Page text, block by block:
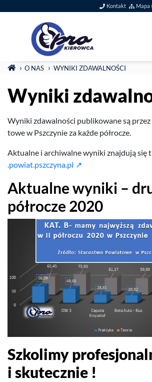
Kontakt Mapa
Menu główne
Jesteś tutaj:
STRONA GŁÓWNA
O NAS WYNIKI ZDAWALNOŚCI
Wyniki
Wyniki zdawal­ności pub­likowane są
towe w Pszczynie za każde półrocze.
Aktu­alne i archi­walne wyniki zna­j­dują się
.powiat​.pszczyna​.pl
Aktu­alne wyniki –
półrocze 2020
Szkolimy
i skutecznie !